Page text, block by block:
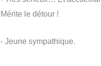
Mérite le détour !
- Jeune sympathique.